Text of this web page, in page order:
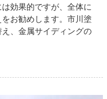
効果的ですが、全体に
お勧めします。市川塗
、金属サイディングの